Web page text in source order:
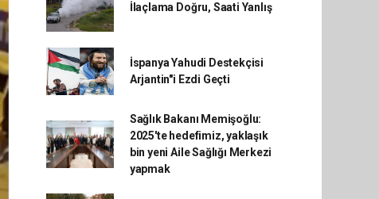
İlaçlama Doğru, Saati Yanlış
İspanya Yahudi Destekçisi
Arjantin"i Ezdi Geçti
Sağlık Bakanı Memişoğlu:
2025'te hedefimiz, yaklaşık
bin yeni Aile Sağlığı Merkezi
yapmak